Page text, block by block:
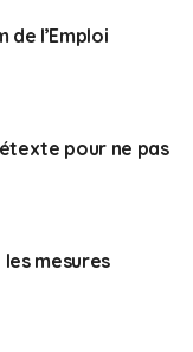
de l’Emploi
pour ne pas
mesures